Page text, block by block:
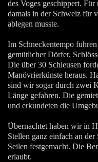
des Voges geschippert.
damals in der Schweiz für
ablegen musste.
Im Schneckentempo
gemütlicher Dörfer,
Die über 30 Schleusen
Manövrierkünste heraus.
sind wir sogar durch zwei
Länge gefahren. Die
und erkundeten die
Übernachtet haben wir in
Stellen ganz einfach an
Seilen festgemacht. Die
erlaubt.